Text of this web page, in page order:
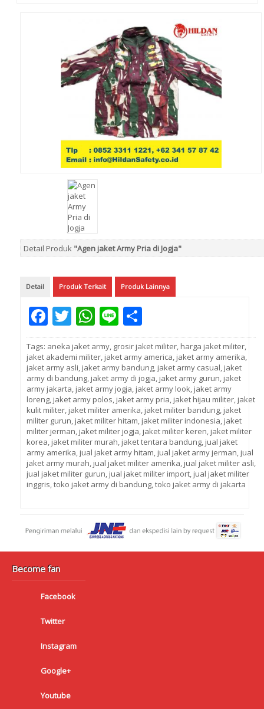
Detail Produk "Agen jaket Army Pria di Jogja"
Detail Produk Terkait Produk Lainnya
Facebook
Twitter
WhatsApp
Line
Tags: aneka jaket army, grosir jaket militer, harga jaket militer,
jaket akademi militer, jaket army america, jaket army amerika,
jaket army asli, jaket army bandung, jaket army casual, jaket
army di bandung, jaket army di jogja, jaket army gurun, jaket
army jakarta, jaket army jogja, jaket army look, jaket army
loreng, jaket army polos, jaket army pria, jaket hijau militer, jaket
kulit militer, jaket militer amerika, jaket militer bandung, jaket
militer gurun, jaket militer hitam, jaket militer indonesia, jaket
militer jerman, jaket militer jogja, jaket militer keren, jaket militer
korea, jaket militer murah, jaket tentara bandung, jual jaket
army amerika, jual jaket army hitam, jual jaket army jerman, jual
jaket army murah, jual jaket militer amerika, jual jaket militer asli,
jual jaket militer gurun, jual jaket militer import, jual jaket militer
inggris,toko jaket army di bandung,toko jaket army di jakarta
Become fan
Facebook
Twitter
Instagram
Google+
Youtube